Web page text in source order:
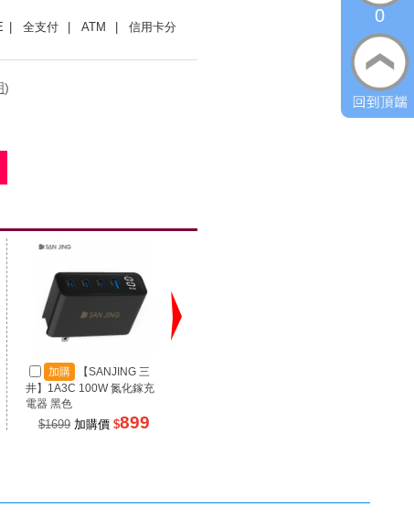
| 全支付 | ATM
| 信用卡分
)
加購
【SANJING 三
井】1A3C 100W 氮化鎵充
電器 黑色
$1699 加購價 $899
0